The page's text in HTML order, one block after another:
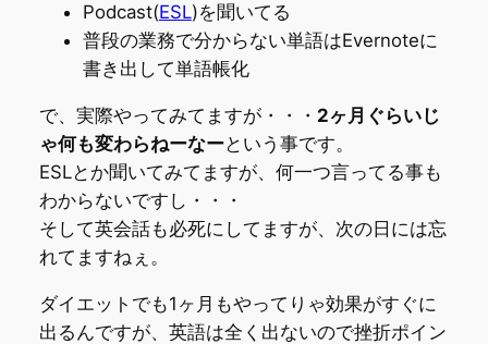
Podcast(ESL)を聞いてる
普段の業務で分からない単語はEvernoteに
書き出して単語帳化
で、実際やってみてますが・・・ 2ヶ月ぐらいじ
ゃ何も変わらねーなーという事です。
ESLとか聞いてみてますが、何一つ言ってる事も
わからないですし・・・
そして英会話も必死にしてますが、次の日には忘
れてますねぇ。
ダイエットでも1ヶ月もやってりゃ効果がすぐに
出るんですが、英語は全く出ないので挫折ポイン